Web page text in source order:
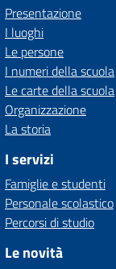
Presentazione
I luoghi
Le persone
I numeri della scuola
Le carte della scuola
Organizzazione
La storia
I servizi
Famiglie e studenti
Personale scolastico
Percorsi di studio
Le novità